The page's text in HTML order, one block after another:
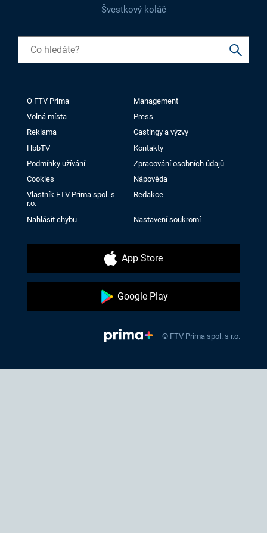
Švestkový koláč
O FTV Prima
Management
Volná místa
Press
Reklama
Castingy a výzvy
HbbTV
Kontakty
Podmínky užívání
Zpracování osobních údajů
Cookies
Nápověda
Vlastník FTV Prima spol. s
r.o.
Redakce
Nahlásit chybu Nastavení soukromí
App Store
Google Play
© FTV Prima spol. s r.o.